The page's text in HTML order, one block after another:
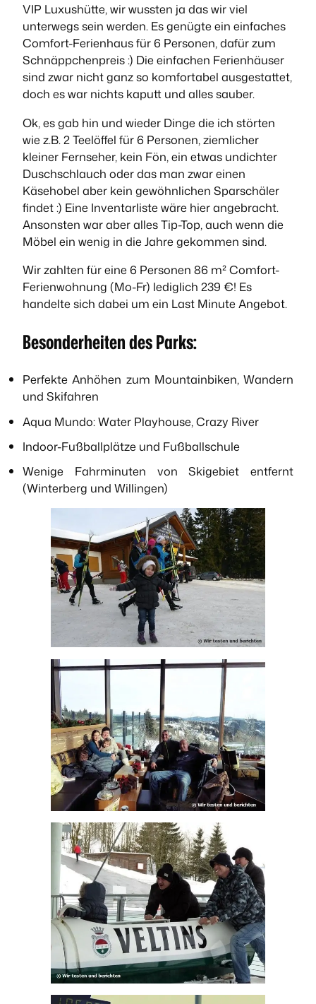
VIP Luxushütte, wir wussten ja das wir viel
unterwegs sein werden. Es genügte ein einfaches
Comfort-Ferienhaus für 6 Personen, dafür zum
Schnäppchenpreis :) Die einfachen Ferienhäuser
sind zwar nicht ganz so komfortabel ausgestattet,
doch es war nichts kaputt und alles sauber.
Ok, es gab hin und wieder Dinge die ich störten
wie z.B. 2 Teelöffel für 6 Personen, ziemlicher
kleiner Fernseher, kein Fön, ein etwas undichter
Duschschlauch oder das man zwar einen
Käsehobel aber kein gewöhnlichen Sparschäler
findet :) Eine Inventarliste wäre hier angebracht.
Ansonsten war aber alles Tip-Top, auch wenn die
Möbel ein wenig in die Jahre gekommen sind.
Wir zahlten für eine 6 Personen 86 m² Comfort-
Ferienwohnung (Mo-Fr) lediglich 239 €! Es
handelte sich dabei um ein Last Minute Angebot.
Besonderheiten des Parks:
Perfekte Anhöhen zum Mountainbiken, Wandern
und Skifahren
Aqua Mundo: Water Playhouse, Crazy River
Indoor-Fußballplätze und Fußballschule
Wenige Fahrminuten von Skigebiet entfernt
(Winterberg und Willingen)